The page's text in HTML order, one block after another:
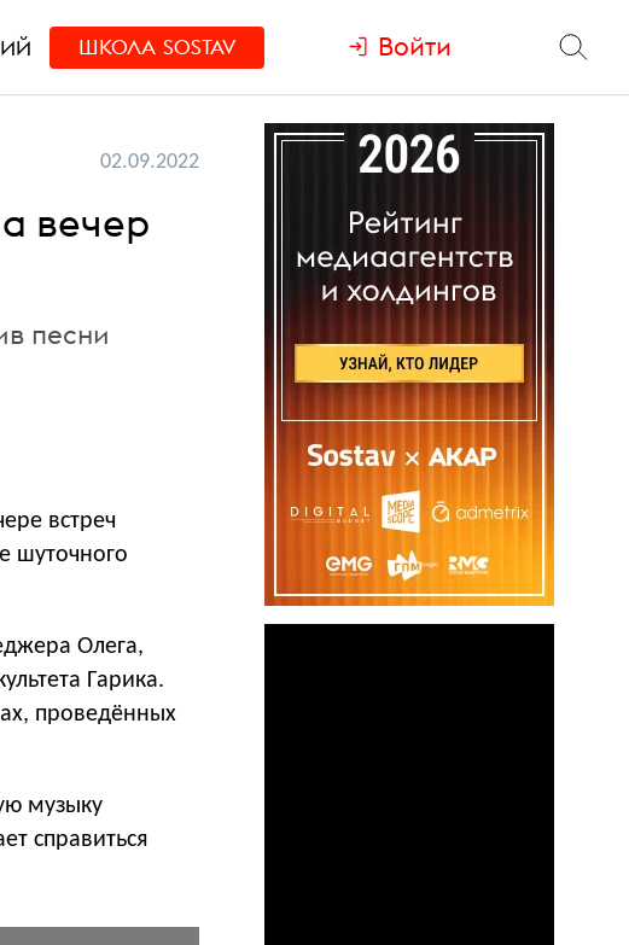
ШКОЛА SOSTAV Войти
02.09.2022
вечер
песни
встреч
шуточного
Олега,
Гарика.
проведённых
музыку
справиться